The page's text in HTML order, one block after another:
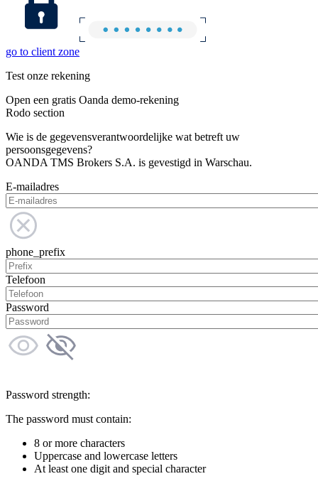
go to client zone
Test onze rekening
Open een gratis Oanda demo-rekening
Rodo section
Wie is de gegevensverantwoordelijke wat betreft uw
persoonsgegevens?
OANDA TMS Brokers S.A. is gevestigd in Warschau.
E-mailadres
phone_prefix
Telefoon
Password
Password strength:
The password must contain:
8 or more characters
Uppercase and lowercase letters
At least one digit and special character